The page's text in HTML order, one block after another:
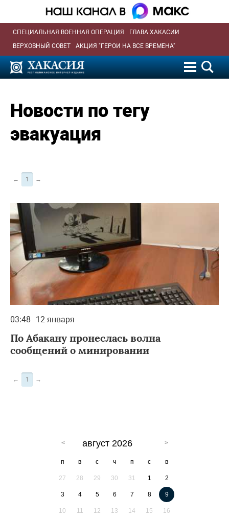
СПЕЦИАЛЬНАЯ ВОЕННАЯ ОПЕРАЦИЯ
ГЛАВА ХАКАСИИ
ВЕРХОВНЫЙ СОВЕТ
АКЦИЯ "ГЕРОИ НА ВСЕ ВРЕМЕНА"
Новости по тегу
эвакуация
← 1 →
03:48 12 января
По Абакану пронеслась волна
сообщений о минировании
← 1 →
август 2026
п в с ч п с в
27 28 29 30 31 1 2
3 4 5 6 7 8 9
10 11 12 13 14 15 16